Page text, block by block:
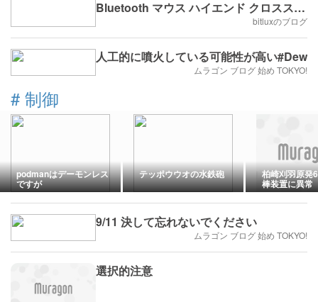
Bluetooth マウス ハイエンド クロススク
bitluxのブログ
人工的に噴火している可能性が高い#Dew
ムラゴン ブログ 始め TOKYO!
# 制御
podmanはデーモンレス
ですが
テッポウウオの水鉄砲 柏崎刈羽原発
棒装置に異
備の8月内完
稲垣武之所長
9/11 決して忘れないでください
ムラゴン ブログ 始め TOKYO!
選択的注意